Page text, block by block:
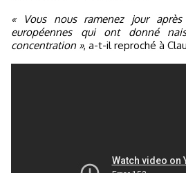
« Vous nous ramenez jour
européennes qui ont donné
concentration », a-t-il reproché à